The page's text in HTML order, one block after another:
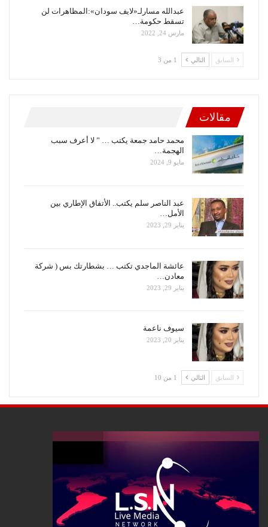
عبدالله مسارلـ«لايف سودان»:المظاهرات لن
تسقط حكومة…
مارس 24, 2022
السابق التالي 1 من 3
مقالات
محمد حامد جمعة يكتب … ” لا أعرف سبب
الهجمة…
مايو 9, 2024
عبد الناصر سلم يكتب.. الأتفاق الإطاري بين
الأمل…
يناير 29, 2023
عائشة الماجدي تكتب … بشطارتك بس ( شركة
معادن…
يناير 29, 2023
سيوف ناعمة
يناير 20, 2023
السابق التالي 1 من 10